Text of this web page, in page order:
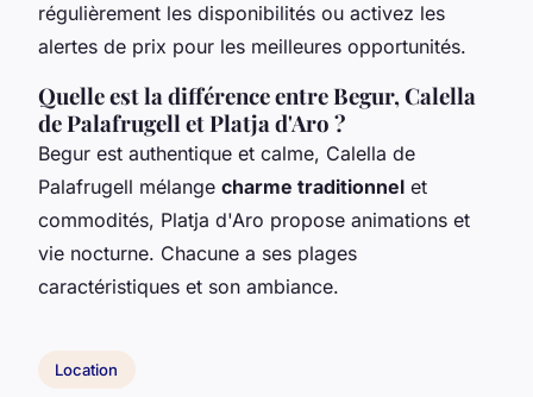
régulièrement les disponibilités ou activez les
alertes de prix pour les meilleures opportunités.
Quelle est la différence entre Begur, Calella
de Palafrugell et Platja d'Aro ?
Begur est authentique et calme, Calella de
Palafrugell mélange charme traditionnel et
commodités, Platja d'Aro propose animations et
vie nocturne. Chacune a ses plages
caractéristiques et son ambiance.
Location